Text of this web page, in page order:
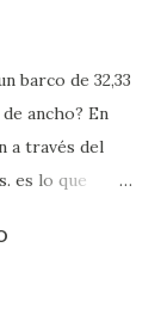
barco de 32,33
ancho? En
a través del
es lo que
lo hacen?